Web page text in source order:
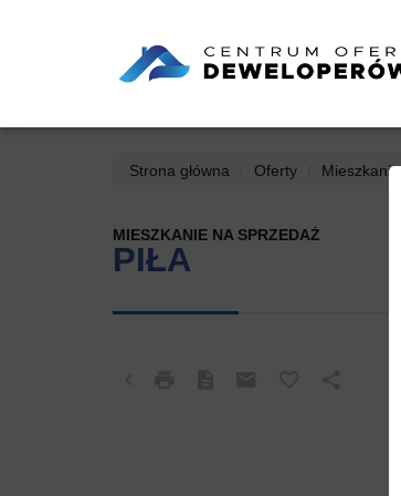
Strona główna Oferty Mieszkania
PIŁA
MIESZKANIE NA SPRZEDAŻ